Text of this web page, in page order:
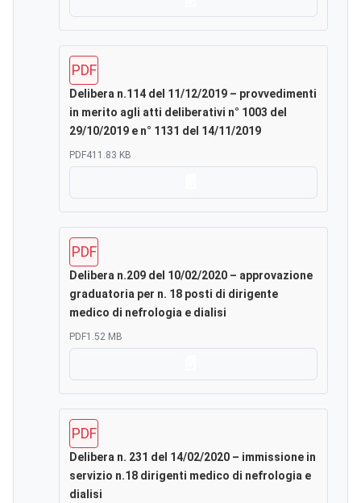
PDF
Delibera n.114 del 11/12/2019 – provvedimenti
in merito agli atti deliberativi n° 1003 del
29/10/2019 e n° 1131 del 14/11/2019
PDF411.83 KB
PDF
Delibera n.209 del 10/02/2020 – approvazione
graduatoria per n. 18 posti di dirigente
medico di nefrologia e dialisi
PDF1.52 MB
PDF
Delibera n. 231 del 14/02/2020 – immissione in
servizio n.18 dirigenti medico di nefrologia e
dialisi